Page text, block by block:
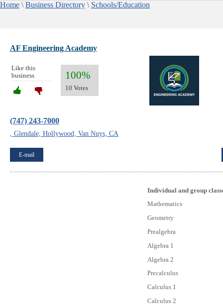
Home \ Business Directory \ Schools/Education
AF Engineering Academy
Like this
business
100%
10 Votes
(747) 243-7000
, Glendale, Hollywood, Van Nuys, CA
E-mail
Individual and group
Mathematics
Geometry
Prealgebra
Algebra 1
Algebra 2
Precalculus
Calculus 1
Calculus 2